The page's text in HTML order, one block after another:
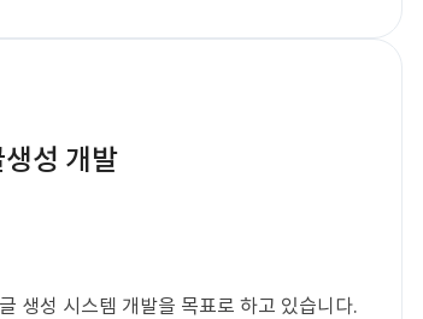
성 개발
생성 시스템 개발을 목표로 하고 있습니다.